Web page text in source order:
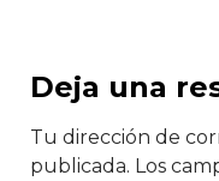
Deja una
Tu dirección de
publicada. Los